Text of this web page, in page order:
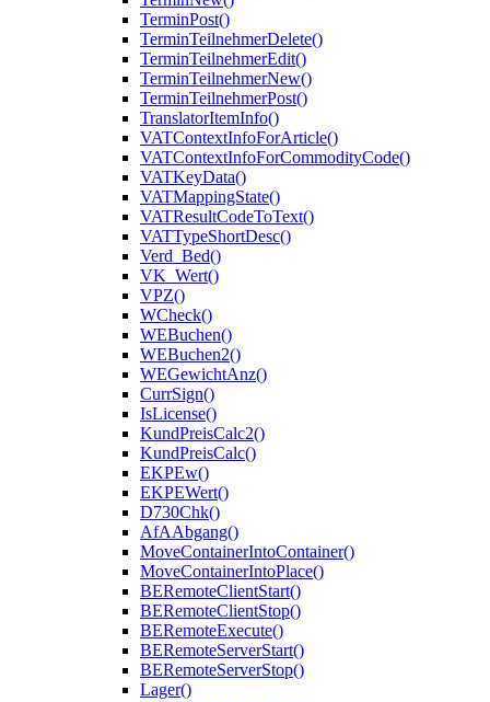
TerminPost()
TerminTeilnehmerDelete()
TerminTeilnehmerEdit()
TerminTeilnehmerNew()
TerminTeilnehmerPost()
TranslatorItemInfo()
VATContextInfoForArticle()
VATContextInfoForCommodityCode()
VATKeyData()
VATMappingState()
VATResultCodeToText()
VATTypeShortDesc()
Verd_Bed()
VK_Wert()
VPZ()
WCheck()
WEBuchen()
WEBuchen2()
WEGewichtAnz()
CurrSign()
IsLicense()
KundPreisCalc2()
KundPreisCalc()
EKPEw()
EKPEWert()
D730Chk()
AfAAbgang()
MoveContainerIntoContainer()
MoveContainerIntoPlace()
BERemoteClientStart()
BERemoteClientStop()
BERemoteExecute()
BERemoteServerStart()
BERemoteServerStop()
Lager()